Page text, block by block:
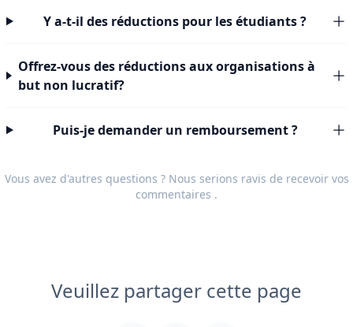
Y a-t-il des réductions pour les étudiants ?
Offrez-vous des réductions aux organisations à
but non lucratif?
Puis-je demander un remboursement ?
Vous avez d'autres questions ? Nous serions ravis de recevoir vos
commentaires .
Veuillez partager cette page